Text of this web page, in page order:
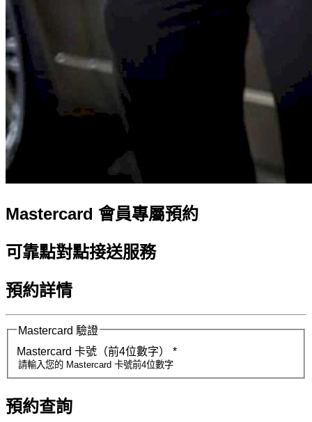
Mastercard 會員專屬預約
可靠點對點接送服務
預約詳情
Mastercard 驗證
Mastercard 卡號（前4位數字） *
預約查詢